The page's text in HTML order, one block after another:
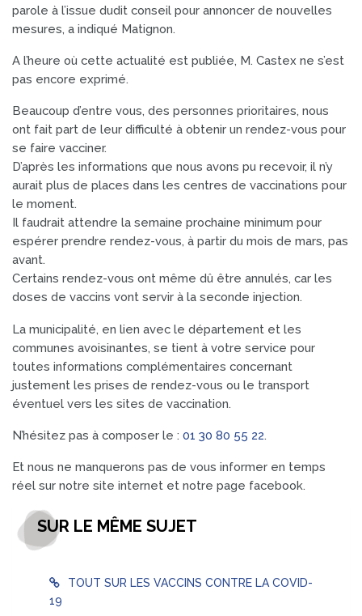
parole à l’issue dudit conseil pour annoncer de nouvelles
mesures, a indiqué Matignon.
A l’heure où cette actualité est publiée, M. Castex ne s’est
pas encore exprimé.
Beaucoup d’entre vous, des personnes prioritaires, nous
ont fait part de leur difficulté à obtenir un rendez-vous pour
se faire vacciner.
D’après les informations que nous avons pu recevoir, il n’y
aurait plus de places dans les centres de vaccinations pour
le moment.
Il faudrait attendre la semaine prochaine minimum pour
espérer prendre rendez-vous, à partir du mois de mars, pas
avant.
Certains rendez-vous ont même dû être annulés, car les
doses de vaccins vont servir à la seconde injection.
La municipalité, en lien avec le département et les
communes avoisinantes, se tient à votre service pour
toutes informations complémentaires concernant
justement les prises de rendez-vous ou le transport
éventuel vers les sites de vaccination.
N’hésitez pas à composer le : 01 30 80 55 22.
Et nous ne manquerons pas de vous informer en temps
réel sur notre site internet et notre page facebook.
SUR LE MÊME SUJET
TOUT SUR LES VACCINS CONTRE LA COVID-
19